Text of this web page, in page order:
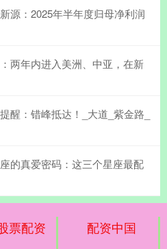
源：2025年半年度归母净利润
两年内进入美洲、中亚，在新
醒：错峰抵达！_大道_紫金路_
的真爱密码：这三个星座最配
票配资 配资中国